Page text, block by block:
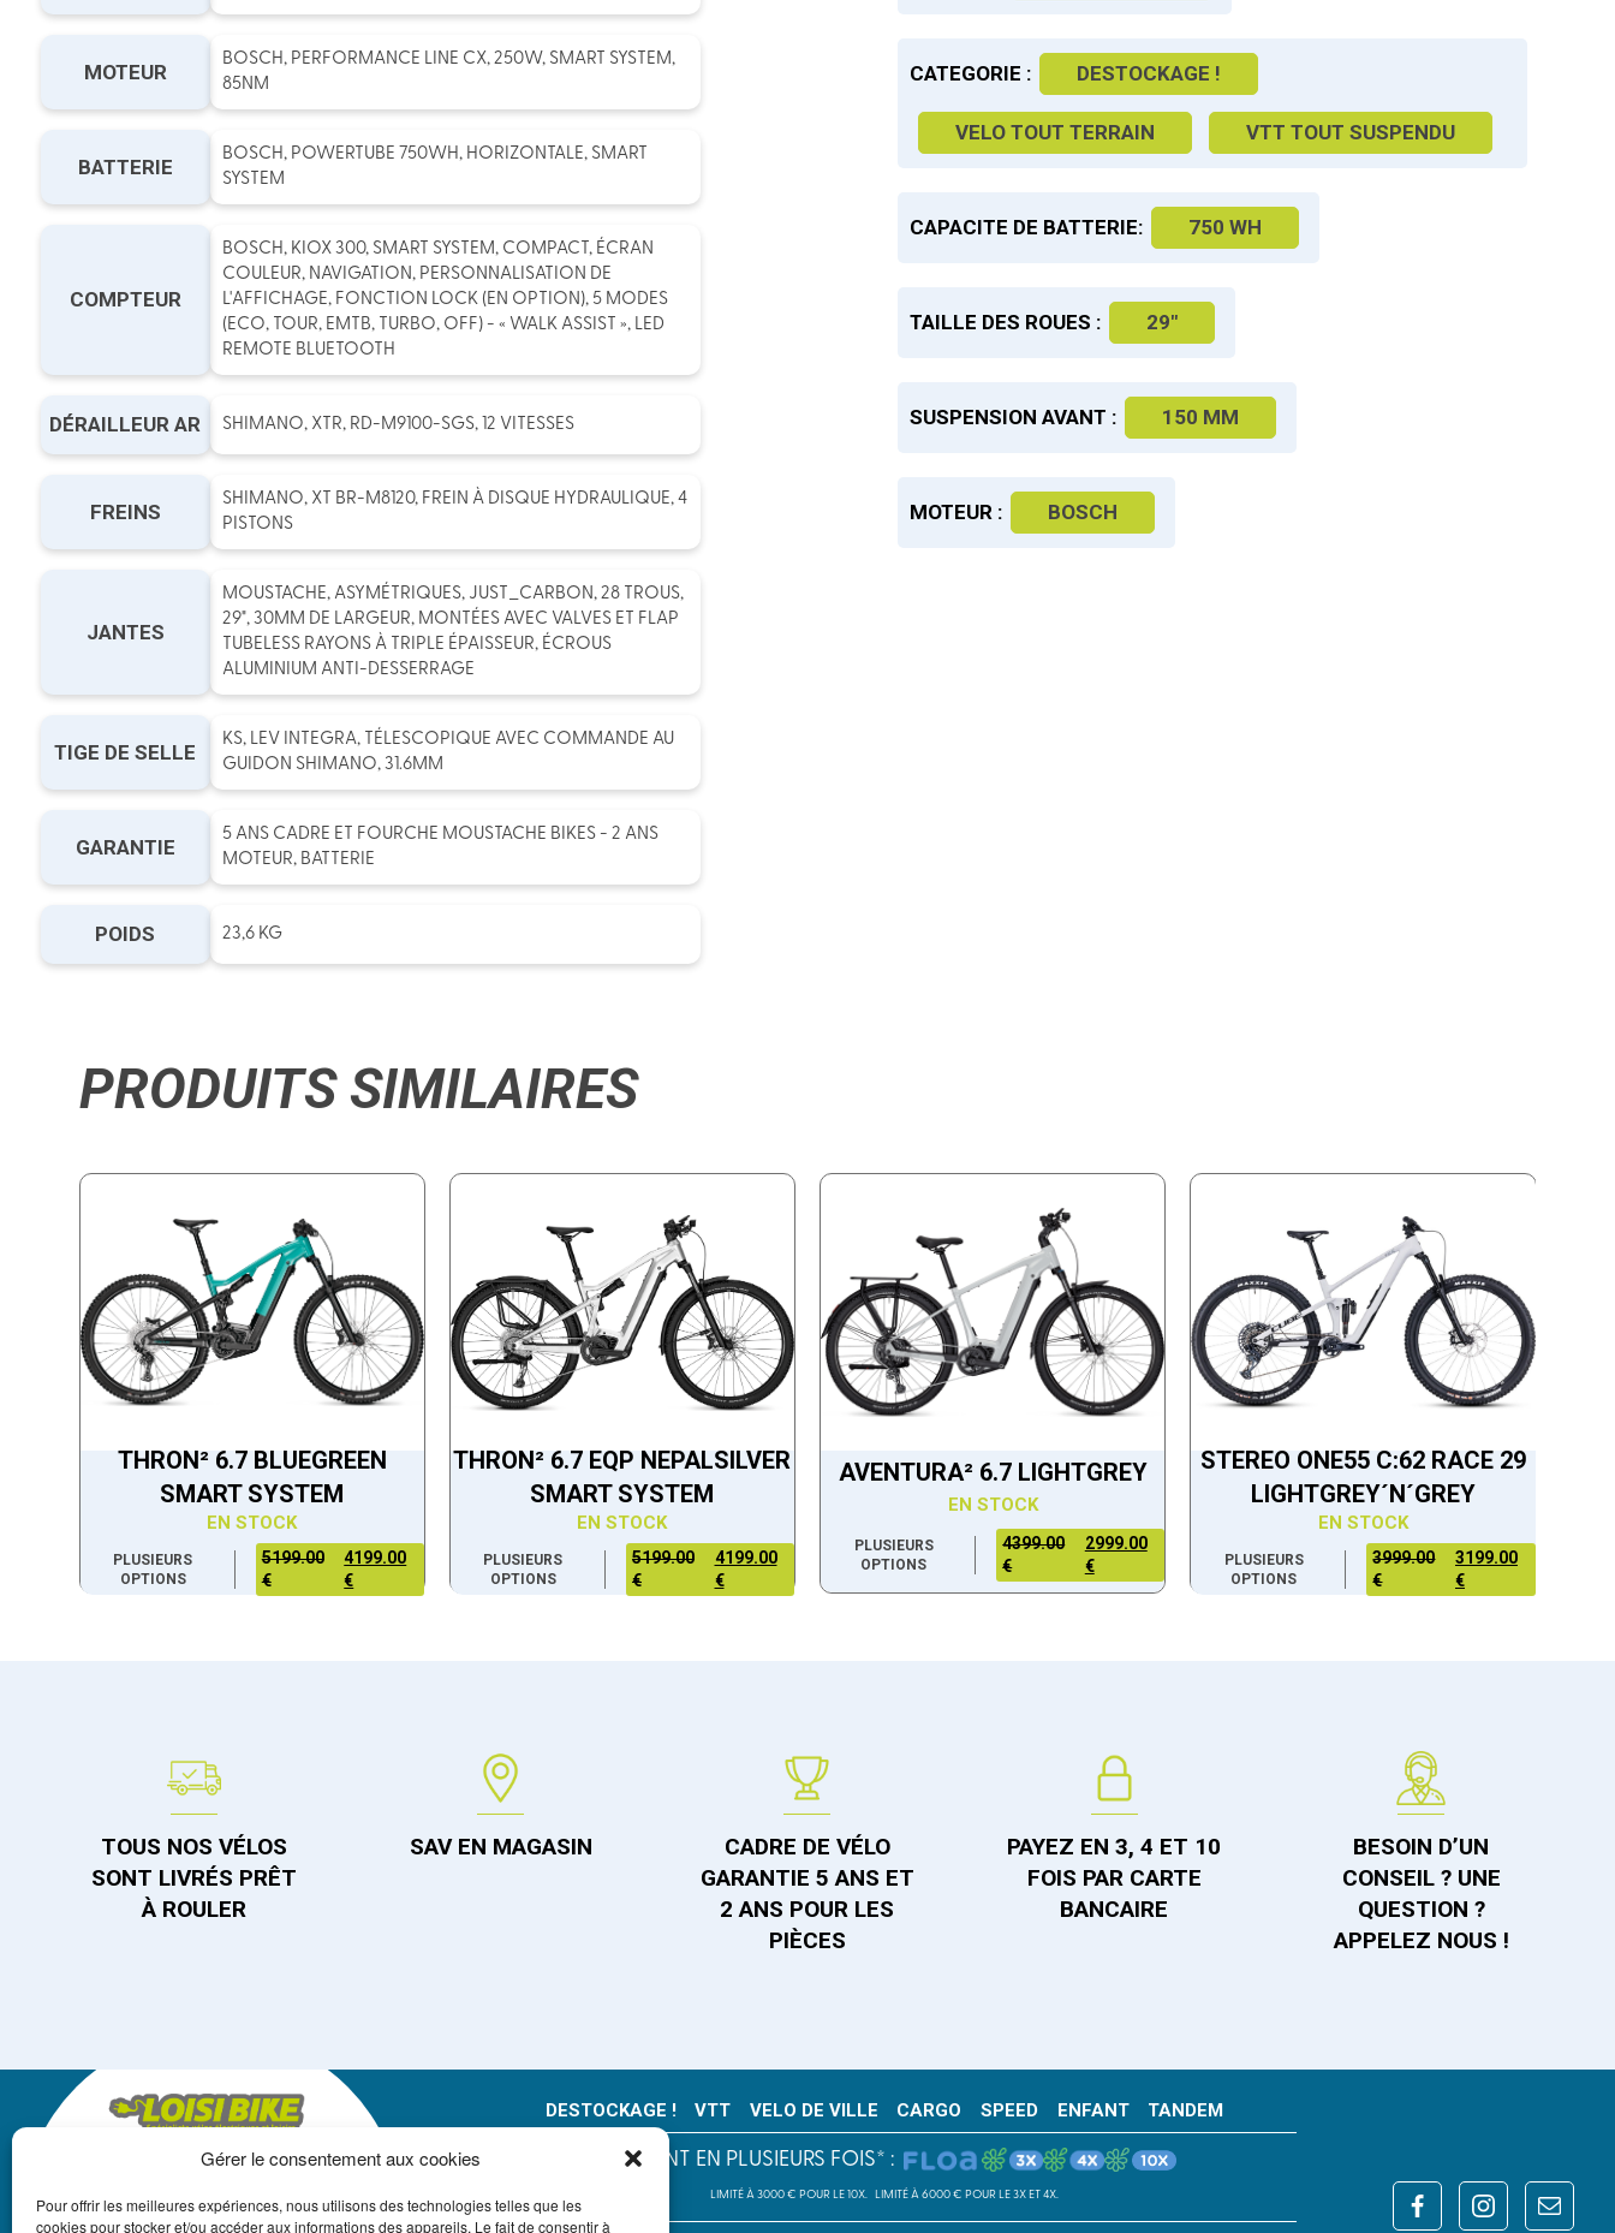
Gérer le consentement aux cookies
Pour offrir les meilleures expériences, nous utilisons des technologies telles que les
cookies pour stocker et/ou accéder aux informations des appareils. Le fait de consentir à
MOTEUR
BOSCH, PERFORMANCE LINE CX, 250W, SMART SYSTEM,
85NM
BATTERIE
BOSCH, POWERTUBE 750WH, HORIZONTALE, SMART
SYSTEM
COMPTEUR
BOSCH, KIOX 300, SMART SYSTEM, COMPACT, ÉCRAN
COULEUR, NAVIGATION, PERSONNALISATION DE
L'AFFICHAGE, FONCTION LOCK (EN OPTION), 5 MODES
(ECO, TOUR, EMTB, TURBO, OFF) - « WALK ASSIST », LED
REMOTE BLUETOOTH
DÉRAILLEUR AR SHIMANO, XTR, RD-M9100-SGS, 12 VITESSES
FREINS
SHIMANO, XT BR-M8120, FREIN À DISQUE HYDRAULIQUE, 4
PISTONS
JANTES
MOUSTACHE, ASYMÉTRIQUES, JUST_CARBON, 28 TROUS,
29", 30MM DE LARGEUR, MONTÉES AVEC VALVES ET FLAP
TUBELESS RAYONS À TRIPLE ÉPAISSEUR, ÉCROUS
ALUMINIUM ANTI-DESSERRAGE
TIGE DE SELLE
KS, LEV INTEGRA, TÉLESCOPIQUE AVEC COMMANDE AU
GUIDON SHIMANO, 31.6MM
GARANTIE
5 ANS CADRE ET FOURCHE MOUSTACHE BIKES - 2 ANS
MOTEUR, BATTERIE
POIDS 23,6 KG
CATEGORIE : DESTOCKAGE !
VELO TOUT TERRAIN VTT TOUT SUSPENDU
CAPACITE DE BATTERIE: 750 WH
TAILLE DES ROUES : 29"
SUSPENSION AVANT : 150 MM
MOTEUR : BOSCH
PRODUITS SIMILAIRES
THRON² 6.7 BLUEGREEN
SMART SYSTEM
EN STOCK
PLUSIEURS
OPTIONS
5199.00
€
4199.00
€
THRON² 6.7 EQP NEPALSILVER
SMART SYSTEM
EN STOCK
PLUSIEURS
OPTIONS
5199.00
€
4199.00
€
AVENTURA² 6.7 LIGHTGREY
EN STOCK
PLUSIEURS
OPTIONS
4399.00
€
2999.00
€
STEREO ONE55 C:62 RACE 29
LIGHTGREY´N´GREY
EN STOCK
PLUSIEURS
OPTIONS
3999.00
€
3199.00
€
TOUS NOS VÉLOS
SONT LIVRÉS PRÊT
À ROULER
SAV EN MAGASIN
CADRE DE VÉLO
GARANTIE 5 ANS ET
2 ANS POUR LES
PIÈCES
PAYEZ EN 3, 4 ET 10
FOIS PAR CARTE
BANCAIRE
BESOIN D’UN
CONSEIL ? UNE
QUESTION ?
APPELEZ NOUS !
LOISIBIKE
+262 262 550 250
DESTOCKAGE ! VTT VELO DE VILLE CARGO SPEED ENFANT TANDEM
PAIEMENT EN PLUSIEURS FOIS* :
LIMITÉ À 3000 € POUR LE 10X. LIMITÉ À 6000 € POUR LE 3X ET 4X.